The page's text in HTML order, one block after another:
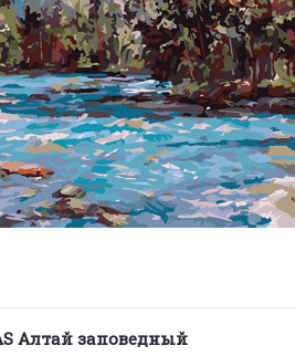
Алтай заповедный